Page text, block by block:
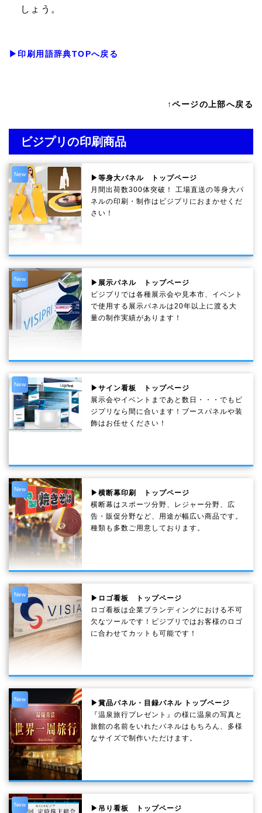
しょう。
▶印刷用語辞典TOPへ戻る
↑ページの上部へ戻る
ビジプリの印刷商品
New
▶等身大パネル トップページ
月間出荷数300体突破！ 工場直送の等身大パ
ネルの印刷・制作は ビジプリ におまかせくだ
さい！
New
▶展示パネル トップページ
ビジプリでは各種展示会や見本市、イベント
で使用する展示パネルは20年以上に渡る大
量の制作実績があります！
New
▶サイン看板 トップページ
展示会やイベントまであと数日・・・でもビ
ジプリなら間に合います！ブースパネルや装
飾はお任せください！
New
▶横断幕印刷 トップページ
横断幕はスポーツ分野、レジャー分野、広
告・販促分野など、用途が幅広い商品です。
種類も多数ご用意しております。
New
▶ロゴ看板 トップページ
ロゴ看板は企業ブランディングにおける不可
欠なツールです！ビジプリではお客様のロゴ
に合わせてカットも可能です！
New
▶賞品パネル・目録パネル トップページ
『温泉旅行プレゼント』の様に温泉の写真と
旅館の名前をいれたパネルはもちろん、多様
なサイズで制作いただけます。
New
▶吊り看板 トップページ